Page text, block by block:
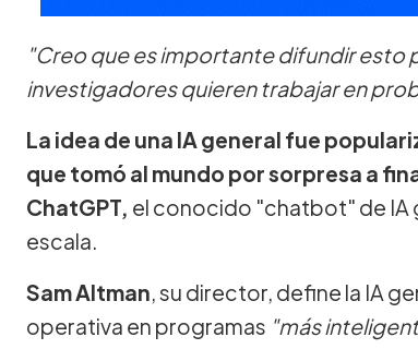
"Creo que es importante difundir esto
investigadores quieren trabajar en
La idea de una IA general fue
que tomó al mundo por sorpresa a
ChatGPT, el conocido "chatbot" de IA
escala.
Sam Altman, su director, define la IA
operativa en programas "más